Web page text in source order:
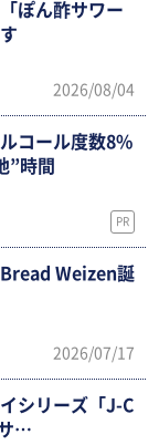
ぽん酢サワー
2026/08/04
コール度数8%
”時間
PR
Weizen誕
2026/07/17
シリーズ「J-C
サ…